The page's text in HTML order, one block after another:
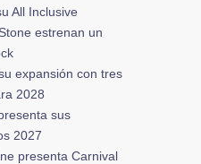
All Inclusive
estrenan un
expansión con tres
2028
sus
2027
presenta Carnival